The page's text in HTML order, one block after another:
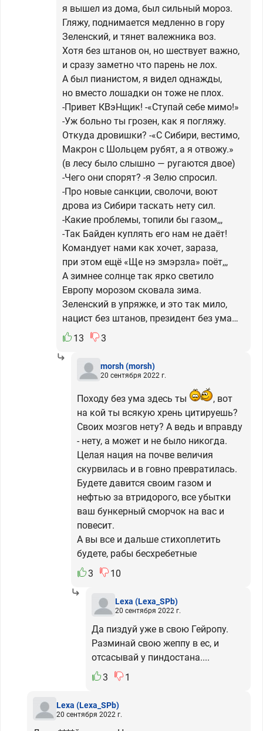
я вышел из дома, был сильный мороз.
Гляжу, поднимается медленно в гору
Зеленский, и тянет валежника воз.
Хотя без штанов он, но шествует важно,
и сразу заметно что парень не лох.
А был пианистом, я видел однажды,
но вместо лошадки он тоже не плох.
-Привет КВэНщик! -«Ступай себе мимо!»
-Уж больно ты грозен, как я погляжу.
Откуда дровишки? -«С Сибири, вестимо,
Макрон с Шольцем рубят, а я отвожу.»
(в лесу было слышно — ругаются двое)
-Чего они спорят? -я Зелю спросил.
-Про новые санкции, сволочи, воют
дрова из Сибири таскать нету сил.
-Какие проблемы, топили бы газом,,,
-Так Байден куплять его нам не даёт!
Командует нами как хочет, зараза,
при этом ещё «Ще нэ змэрзла» поёт,,,
А зимнее солнце так ярко светило
Европу морозом сковала зима.
Зеленский в упряжке, и это так мило,
нацист без штанов, президент без ума…
13
3
morsh(morsh)
20 сентября 2022 г.
Походу без ума здесь ты
, вот
на кой ты всякую хрень цитируешь?
Своих мозгов нету? А ведь и вправду
- нету, а может и не было никогда.
Целая нация на почве величия
скурвилась и в говно превратилась.
Будете давится своим газом и
нефтью за втридорого, все убытки
ваш бункерный сморчок на вас и
повесит.
А вы все и дальше стихоплетить
будете, рабы бесхребетные
3
10
Lexa (Lexa_SPb)
20 сентября 2022 г.
Да пиздуй уже в свою Гейропу.
Разминай свою жеппу в ес, и
отсасывай у пиндостана....
3
1
Lexa (Lexa_SPb)
20 сентября 2022 г.